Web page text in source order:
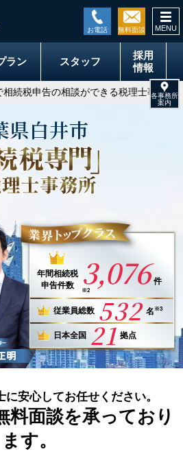
ラン スタッフ
採用
情報
相続税申告の相談ができる税理士事務所
県白井市
年間相続税
申告件数
3,076 件
※2
従業員総数 532 名 ※3
日本全国 21 拠点
安心してお任せください。
料面談を承っており
ます。